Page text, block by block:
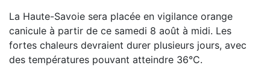
La Haute-Savoie sera placée en vigilance orange
canicule à partir de ce samedi 8 août à midi. Les
fortes chaleurs devraient durer plusieurs jours, avec
des températures pouvant atteindre 36°C.